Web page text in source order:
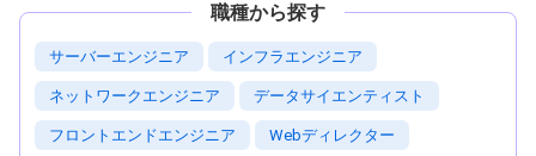
職種から探す
サーバーエンジニア インフラエンジニア
ネットワークエンジニア データサイエンティスト
フロントエンドエンジニア Webディレクター